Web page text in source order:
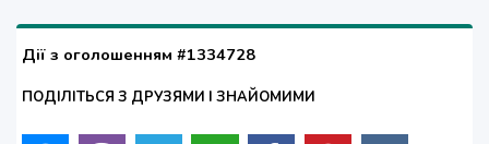
Дії з оголошенням #1334728
ПОДІЛІТЬСЯ З ДРУЗЯМИ І ЗНАЙОМИМИ